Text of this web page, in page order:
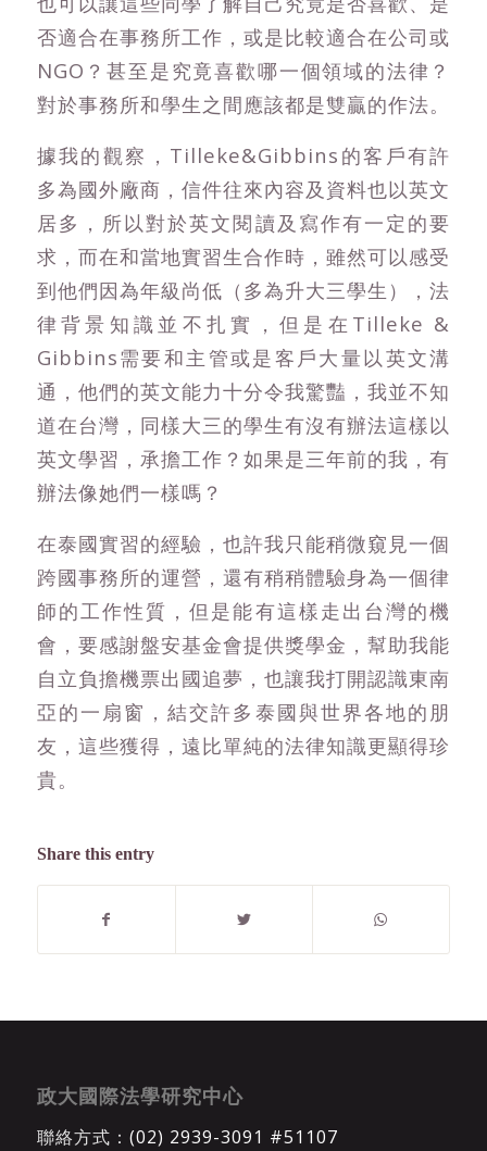
否適合在事務所工作，或是比較適合在公司或
NGO？甚至是究竟喜歡哪一個領域的法律？
對於事務所和學生之間應該都是雙贏的作法。
據我的觀察，Tilleke&Gibbins的客戶有許
多為國外廠商，信件往來內容及資料也以英文
居多，所以對於英文閱讀及寫作有一定的要
求，而在和當地實習生合作時，雖然可以感受
到他們因為年級尚低（多為升大三學生），法
律背景知識並不扎實，但是在Tilleke &
Gibbins需要和主管或是客戶大量以英文溝
通，他們的英文能力十分令我驚豔，我並不知
道在台灣，同樣大三的學生有沒有辦法這樣以
英文學習，承擔工作？如果是三年前的我，有
辦法像她們一樣嗎？
在泰國實習的經驗，也許我只能稍微窺見一個
跨國事務所的運營，還有稍稍體驗身為一個律
師的工作性質，但是能有這樣走出台灣的機
會，要感謝盤安基金會提供獎學金，幫助我能
自立負擔機票出國追夢，也讓我打開認識東南
亞的一扇窗，結交許多泰國與世界各地的朋
友，這些獲得，遠比單純的法律知識更顯得珍
貴。
Share this entry
政大國際法學研究中心
聯絡方式： (02) 2939-3091 #51107